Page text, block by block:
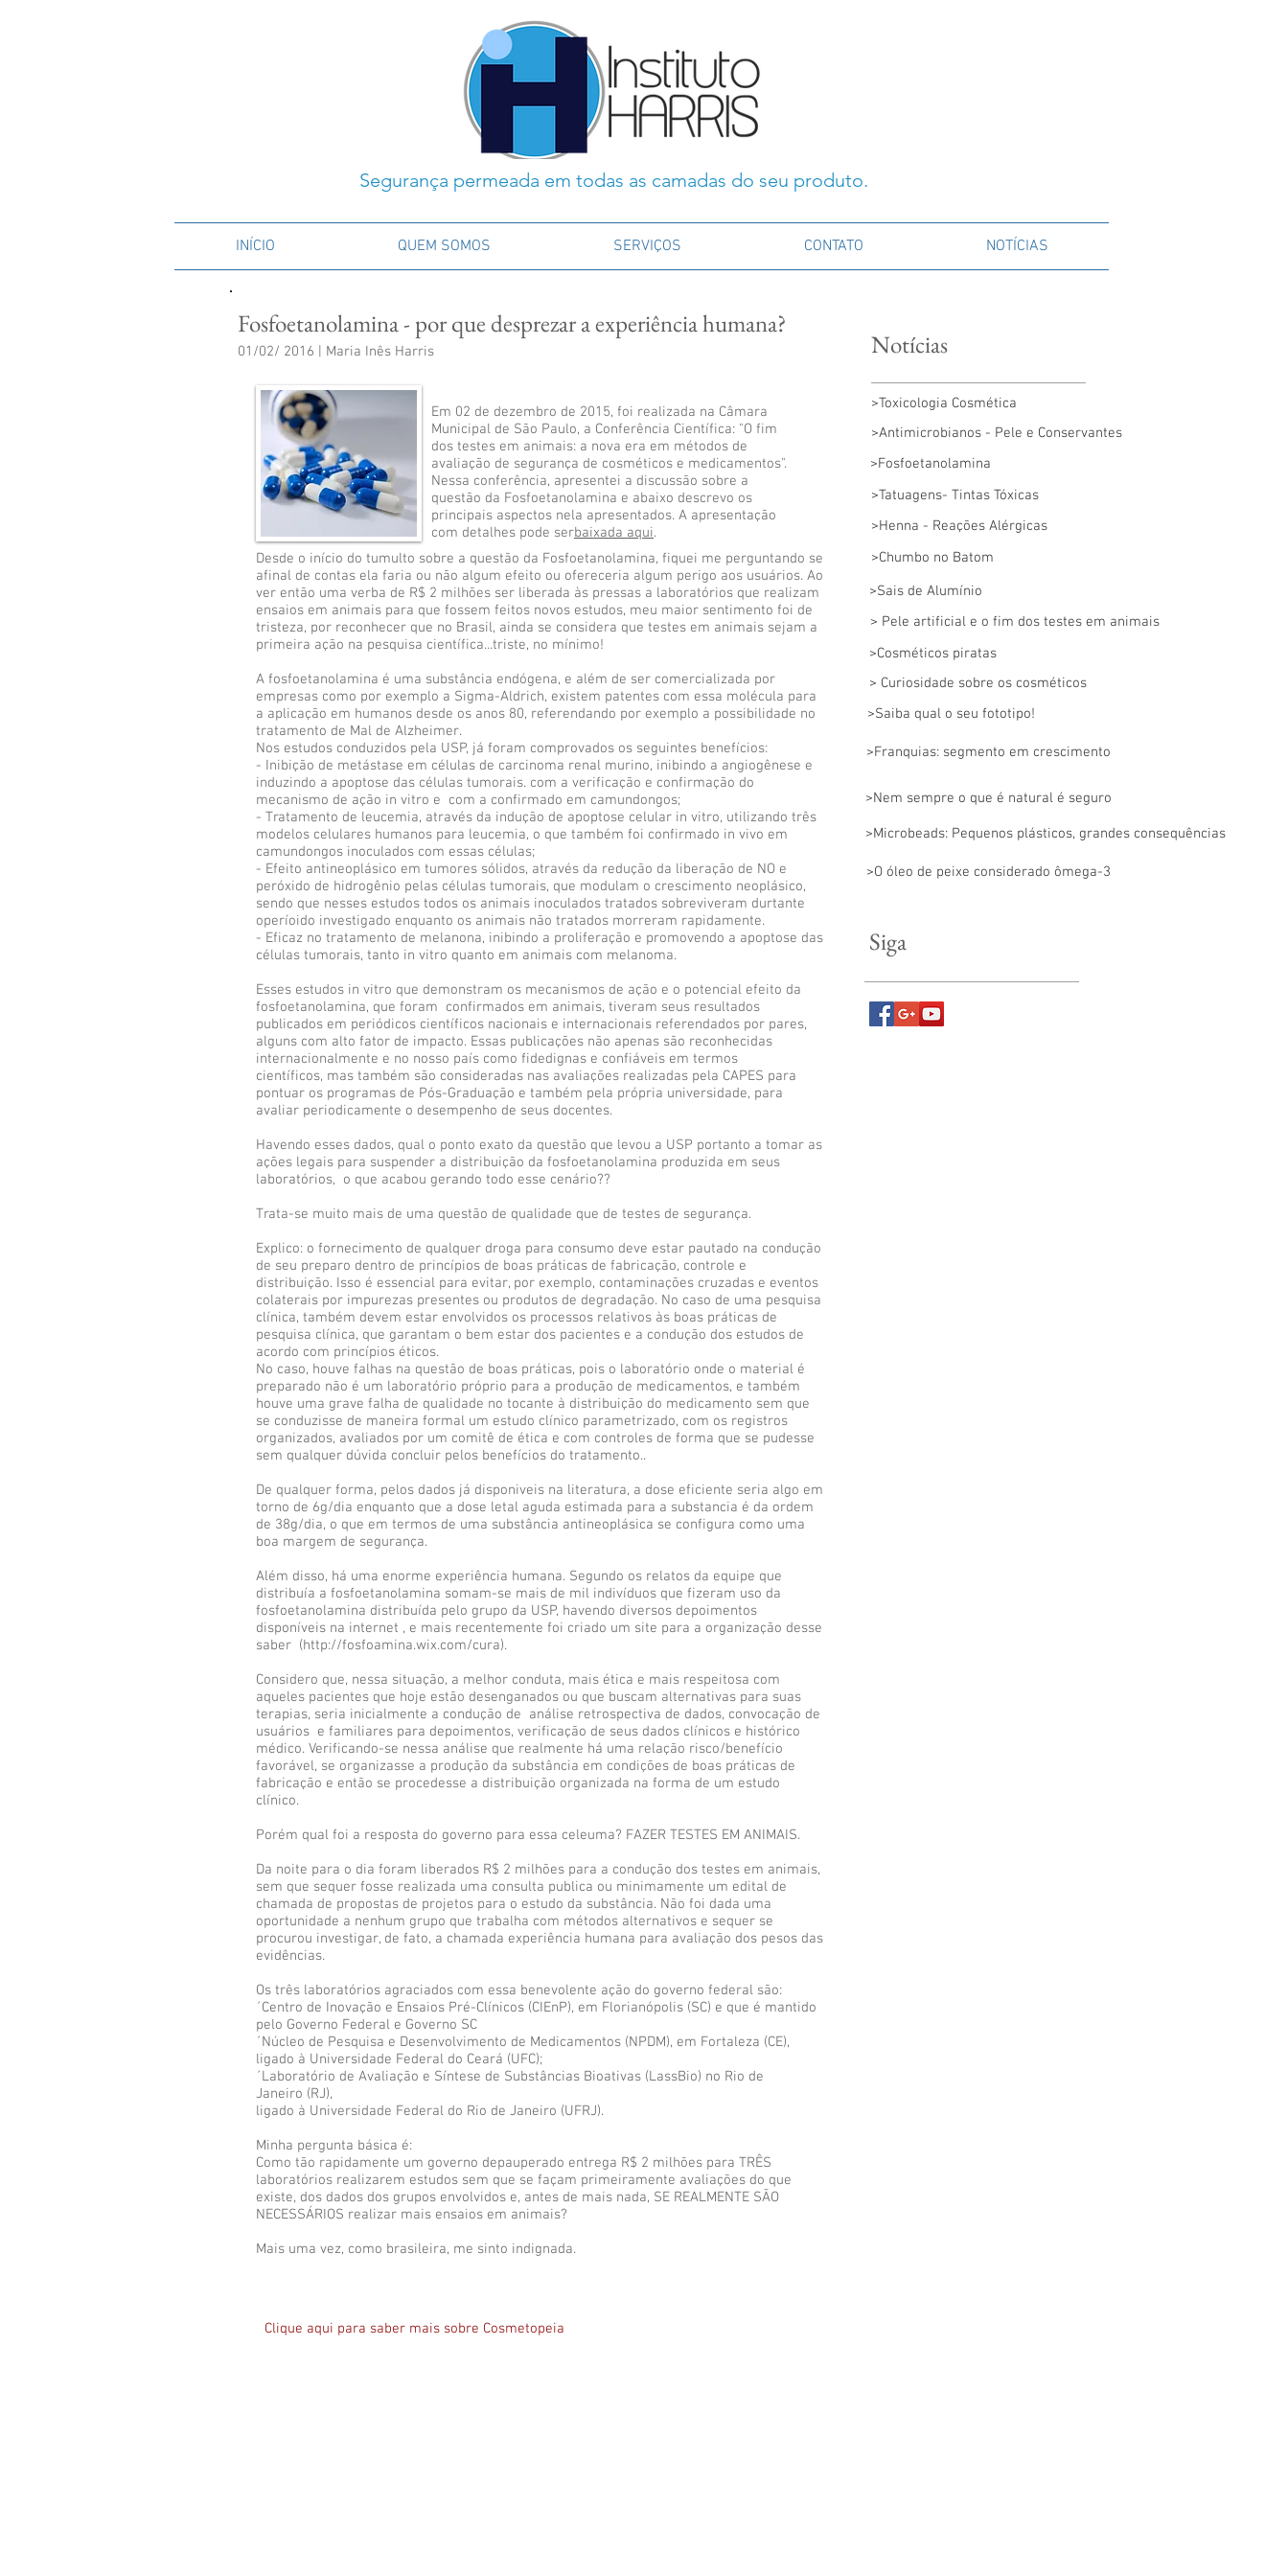
Segurança permeada em todas as camadas do seu produto.
INÍCIO QUEM SOMOS SERVIÇOS CONTATO NOTÍCIAS
Fosfoetanolamina - por que desprezar a experiência humana?
01/02/ 2016 | Maria Inês Harris
Em 02 de dezembro de 2015, foi realizada na Câmara
Municipal de São Paulo, a Conferência Científica: "O fim
dos testes em animais: a nova era em métodos de
avaliação de segurança de cosméticos e medicamentos".
Nessa conferência, apresentei a discussão sobre a
questão da Fosfoetanolamina e abaixo descrevo os
principais aspectos nela apresentados. A apresentação
com detalhes pode serbaixada aqui.
Desde o início do tumulto sobre a questão da Fosfoetanolamina, fiquei me perguntando se
afinal de contas ela faria ou não algum efeito ou ofereceria algum perigo aos usuários. Ao
ver então uma verba de R$ 2 milhões ser liberada às pressas a laboratórios que realizam
ensaios em animais para que fossem feitos novos estudos, meu maior sentimento foi de
tristeza, por reconhecer que no Brasil, ainda se considera que testes em animais sejam a
primeira ação na pesquisa científica...triste, no mínimo!
A fosfoetanolamina é uma substância endógena, e além de ser comercializada por
empresas como por exemplo a Sigma-Aldrich, existem patentes com essa molécula para
a aplicação em humanos desde os anos 80, referendando por exemplo a possibilidade no
tratamento de Mal de Alzheimer.
Nos estudos conduzidos pela USP, já foram comprovados os seguintes benefícios:
- Inibição de metástase em células de carcinoma renal murino, inibindo a angiogênese e
induzindo a apoptose das células tumorais. com a verificação e confirmação do
mecanismo de ação in vitro e com a confirmado em camundongos;
- Tratamento de leucemia, através da indução de apoptose celular in vitro, utilizando três
modelos celulares humanos para leucemia, o que também foi confirmado in vivo em
camundongos inoculados com essas células;
- Efeito antineoplásico em tumores sólidos, através da redução da liberação de NO e
peróxido de hidrogênio pelas células tumorais, que modulam o crescimento neoplásico,
sendo que nesses estudos todos os animais inoculados tratados sobreviveram durtante
operíoido investigado enquanto os animais não tratados morreram rapidamente.
- Eficaz no tratamento de melanona, inibindo a proliferação e promovendo a apoptose das
células tumorais, tanto in vitro quanto em animais com melanoma.
Esses estudos in vitro que demonstram os mecanismos de ação e o potencial efeito da
fosfoetanolamina, que foram confirmados em animais, tiveram seus resultados
publicados em periódicos científicos nacionais e internacionais referendados por pares,
alguns com alto fator de impacto. Essas publicações não apenas são reconhecidas
internacionalmente e no nosso país como fidedignas e confiáveis em termos
científicos, mas também são consideradas nas avaliações realizadas pela CAPES para
pontuar os programas de Pós-Graduação e também pela própria universidade, para
avaliar periodicamente o desempenho de seus docentes.
Havendo esses dados, qual o ponto exato da questão que levou a USP portanto a tomar as
ações legais para suspender a distribuição da fosfoetanolamina produzida em seus
laboratórios, o que acabou gerando todo esse cenário??
Trata-se muito mais de uma questão de qualidade que de testes de segurança.
Explico: o fornecimento de qualquer droga para consumo deve estar pautado na condução
de seu preparo dentro de princípios de boas práticas de fabricação, controle e
distribuição. Isso é essencial para evitar, por exemplo, contaminações cruzadas e eventos
colaterais por impurezas presentes ou produtos de degradação. No caso de uma pesquisa
clínica, também devem estar envolvidos os processos relativos às boas práticas de
pesquisa clínica, que garantam o bem estar dos pacientes e a condução dos estudos de
acordo com princípios éticos.
No caso, houve falhas na questão de boas práticas, pois o laboratório onde o material é
preparado não é um laboratório próprio para a produção de medicamentos, e também
houve uma grave falha de qualidade no tocante à distribuição do medicamento sem que
se conduzisse de maneira formal um estudo clínico parametrizado, com os registros
organizados, avaliados por um comitê de ética e com controles de forma que se pudesse
sem qualquer dúvida concluir pelos benefícios do tratamento..
De qualquer forma, pelos dados já disponiveis na literatura, a dose eficiente seria algo em
torno de 6g/dia enquanto que a dose letal aguda estimada para a substancia é da ordem
de 38g/dia, o que em termos de uma substância antineoplásica se configura como uma
boa margem de segurança.
Além disso, há uma enorme experiência humana. Segundo os relatos da equipe que
distribuía a fosfoetanolamina somam-se mais de mil indivíduos que fizeram uso da
fosfoetanolamina distribuída pelo grupo da USP, havendo diversos depoimentos
disponíveis na internet , e mais recentemente foi criado um site para a organização desse
saber (http://fosfoamina.wix.com/cura).
Considero que, nessa situação, a melhor conduta, mais ética e mais respeitosa com
aqueles pacientes que hoje estão desenganados ou que buscam alternativas para suas
terapias, seria inicialmente a condução de análise retrospectiva de dados, convocação de
usuários e familiares para depoimentos, verificação de seus dados clínicos e histórico
médico. Verificando-se nessa análise que realmente há uma relação risco/benefício
favorável, se organizasse a produção da substância em condições de boas práticas de
fabricação e então se procedesse a distribuição organizada na forma de um estudo
clínico.
Porém qual foi a resposta do governo para essa celeuma? FAZER TESTES EM ANIMAIS.
Da noite para o dia foram liberados R$ 2 milhões para a condução dos testes em animais,
sem que sequer fosse realizada uma consulta publica ou minimamente um edital de
chamada de propostas de projetos para o estudo da substância. Não foi dada uma
oportunidade a nenhum grupo que trabalha com métodos alternativos e sequer se
procurou investigar, de fato, a chamada experiência humana para avaliação dos pesos das
evidências.
Os três laboratórios agraciados com essa benevolente ação do governo federal são:
´Centro de Inovação e Ensaios Pré-Clínicos (CIEnP), em Florianópolis (SC) e que é mantido
pelo Governo Federal e Governo SC
´Núcleo de Pesquisa e Desenvolvimento de Medicamentos (NPDM), em Fortaleza (CE),
ligado à Universidade Federal do Ceará (UFC);
´Laboratório de Avaliação e Síntese de Substâncias Bioativas (LassBio) no Rio de
Janeiro (RJ),
ligado à Universidade Federal do Rio de Janeiro (UFRJ).
Minha pergunta básica é:
Como tão rapidamente um governo depauperado entrega R$ 2 milhões para TRÊS
laboratórios realizarem estudos sem que se façam primeiramente avaliações do que
existe, dos dados dos grupos envolvidos e, antes de mais nada, SE REALMENTE SÃO
NECESSÁRIOS realizar mais ensaios em animais?
Mais uma vez, como brasileira, me sinto indignada.
Clique aqui para saber mais sobre Cosmetopeia
Notícias
> Curiosidade sobre os cosméticos
>Cosméticos piratas
> Pele artificial e o fim dos testes em animais
>Toxicologia Cosmética
>Antimicrobianos - Pele e Conservantes
>Fosfoetanolamina
>Tatuagens- Tintas Tóxicas
>Henna - Reações Alérgicas
>Chumbo no Batom
>Sais de Alumínio
>Saiba qual o seu fototipo!
>Franquias: segmento em crescimento
>Nem sempre o que é natural é seguro
>Microbeads: Pequenos plásticos, grandes consequências
>O óleo de peixe considerado ômega-3
Siga